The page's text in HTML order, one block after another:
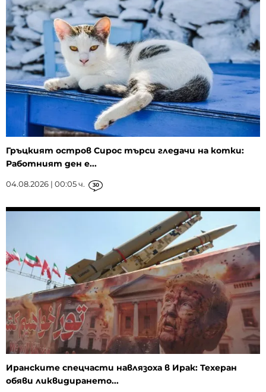
Гръцкият остров Сирос търси гледачи на котки:
Работният ден е...
04.08.2026 | 00:05 ч. 30
Иранските спецчасти навлязоха в Ирак: Техеран
обяви ликвидирането...